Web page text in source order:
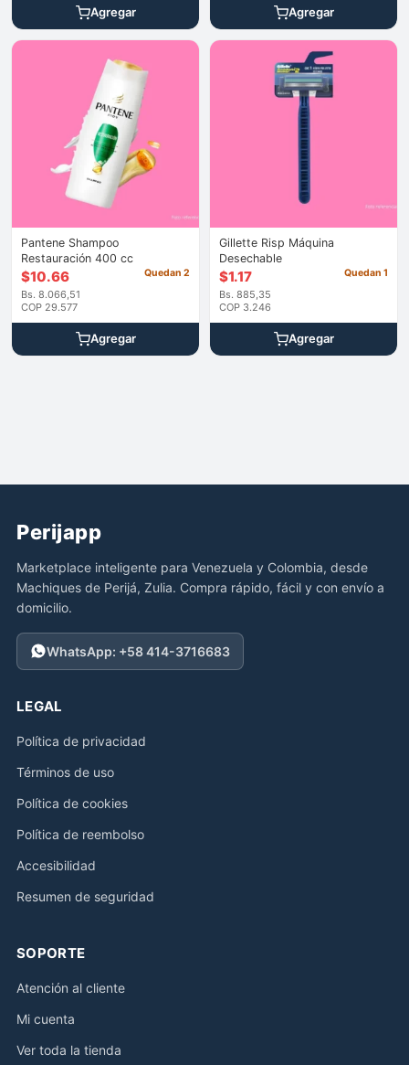
Agregar Agregar
Pantene Shampoo
Restauración 400 cc
$10.66
Bs. 8.066,51
COP 29.577
Quedan 2
Agregar
Gillette Risp Máquina
Desechable
$1.17
Bs. 885,35
COP 3.246
Quedan 1
Agregar
Perijapp
Marketplace inteligente para Venezuela y Colombia, desde
Machiques de Perijá, Zulia. Compra rápido, fácil y con envío a
domicilio.
WhatsApp: +58 414-3716683
LEGAL
Política de privacidad
Términos de uso
Política de cookies
Política de reembolso
Accesibilidad
Resumen de seguridad
SOPORTE
Atención al cliente
Mi cuenta
Ver toda la tienda